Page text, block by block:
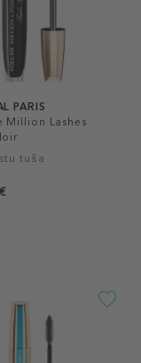
PARIS
Million Lashes
tuša